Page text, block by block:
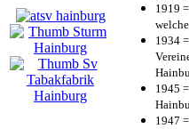
1919
1934
1945
1947